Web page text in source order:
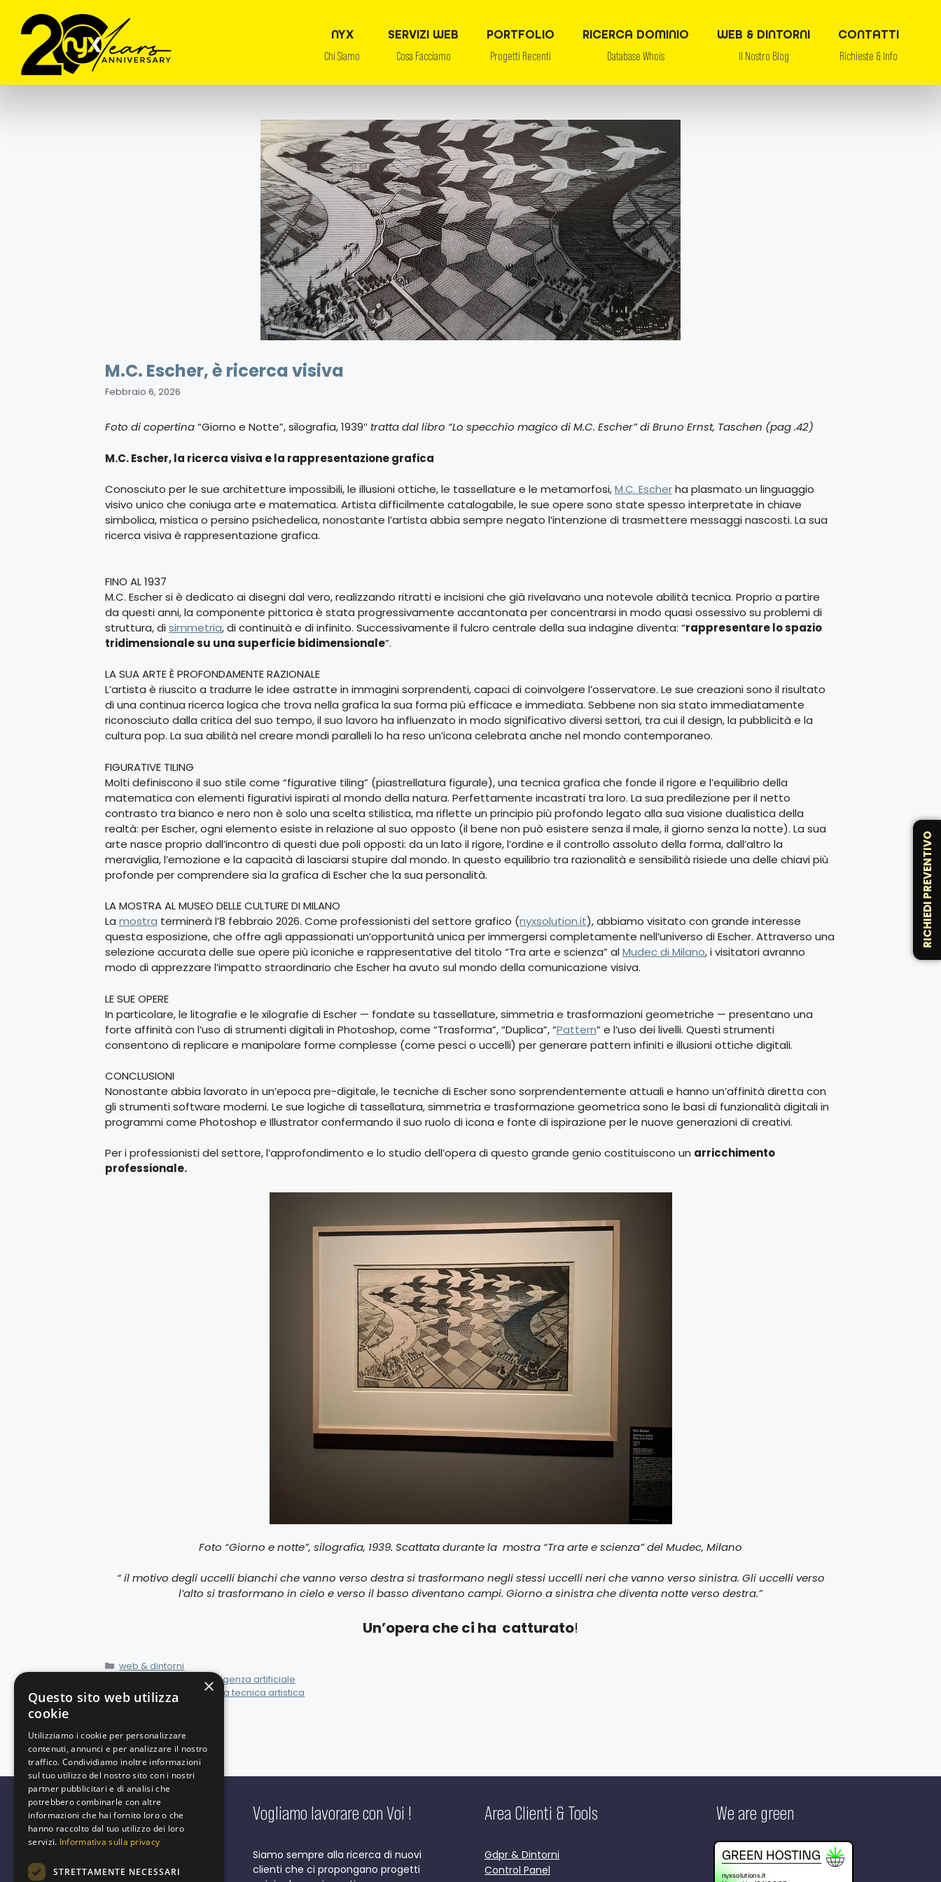
RICHIEDI PREVENTIVO
NYX
Chi Siamo
SERVIZI WEB
Cosa Facciamo
PORTFOLIO
Progetti Recenti
RICERCA DOMINIO
Database Whois
WEB & DINTORNI
Il Nostro Blog
CONTATTI
Richieste & Info
M.C. Escher, è ricerca visiva
Febbraio 6, 2026
Foto di copertina“Giorno e Notte”, silografia, 1939″ tratta dal libro “Lo specchio magico di M.C. Escher” di Bruno Ernst, Taschen (pag .42)
M.C. Escher, la ricerca visiva e la rappresentazione grafica
Conosciuto per le sue architetture impossibili, le illusioni ottiche, le tassellature e le metamorfosi,M.C. Escherha plasmato un linguaggio
visivo unico che coniuga arte e matematica. Artista difficilmente catalogabile, le sue opere sono state spesso interpretate in chiave
simbolica, mistica o persino psichedelica, nonostante l’artista abbia sempre negato l’intenzione di trasmettere messaggi nascosti. La sua
ricerca visiva è rappresentazione grafica.
FINO AL 1937
M.C. Escher si è dedicato ai disegni dal vero, realizzando ritratti e incisioni che già rivelavano una notevole abilità tecnica. Proprio a partire
da questi anni, la componente pittorica è stata progressivamente accantonata per concentrarsi in modo quasi ossessivo su problemi di
struttura, disimmetria, di continuità e di infinito. Successivamente il fulcro centrale della sua indagine diventa: “rappresentare lo spazio
tridimensionale su una superficie bidimensionale”.
LA SUA ARTE È PROFONDAMENTE RAZIONALE
L’artista è riuscito a tradurre le idee astratte in immagini sorprendenti, capaci di coinvolgere l’osservatore. Le sue creazioni sono il risultato
di una continua ricerca logica che trova nella grafica la sua forma più efficace e immediata. Sebbene non sia stato immediatamente
riconosciuto dalla critica del suo tempo, il suo lavoro ha influenzato in modo significativo diversi settori, tra cui il design, la pubblicità e la
cultura pop. La sua abilità nel creare mondi paralleli lo ha reso un’icona celebrata anche nel mondo contemporaneo.
FIGURATIVE TILING
Molti definiscono il suo stile come “figurative tiling” (piastrellatura figurale), una tecnica grafica che fonde il rigore e l’equilibrio della
matematica con elementi figurativi ispirati al mondo della natura. Perfettamente incastrati tra loro. La sua predilezione per il netto
contrasto tra bianco e nero non è solo una scelta stilistica, ma riflette un principio più profondo legato alla sua visione dualistica della
realtà: per Escher, ogni elemento esiste in relazione al suo opposto (il bene non può esistere senza il male, il giorno senza la notte). La sua
arte nasce proprio dall’incontro di questi due poli opposti: da un lato il rigore, l’ordine e il controllo assoluto della forma, dall’altro la
meraviglia, l’emozione e la capacità di lasciarsi stupire dal mondo. In questo equilibrio tra razionalità e sensibilità risiede una delle chiavi più
profonde per comprendere sia la grafica di Escher che la sua personalità.
LA MOSTRA AL MUSEO DELLE CULTURE DI MILANO
La mostra terminerà l’8 febbraio 2026. Come professionisti del settore grafico (nyxsolution.it), abbiamo visitato con grande interesse
questa esposizione, che offre agli appassionati un’opportunità unica per immergersi completamente nell’universo di Escher. Attraverso una
selezione accurata delle sue opere più iconiche e rappresentative del titolo “Tra arte e scienza” alMudec di Milano, i visitatori avranno
modo di apprezzare l’impatto straordinario che Escher ha avuto sul mondo della comunicazione visiva.
LE SUE OPERE
In particolare, le litografie e le xilografie di Escher — fondate su tassellature, simmetria e trasformazioni geometriche — presentano una
forte affinità con l’uso di strumenti digitali in Photoshop, come “Trasforma”, “Duplica”, “Pattern” e l’uso dei livelli. Questi strumenti
consentono di replicare e manipolare forme complesse (come pesci o uccelli) per generare pattern infiniti e illusioni ottiche digitali.
CONCLUSIONI
Nonostante abbia lavorato in un’epoca pre-digitale, le tecniche di Escher sono sorprendentemente attuali e hanno un’affinità diretta con
gli strumenti software moderni. Le sue logiche di tassellatura, simmetria e trasformazione geometrica sono le basi di funzionalità digitali in
programmi come Photoshop e Illustrator confermando il suo ruolo di icona e fonte di ispirazione per le nuove generazioni di creativi.
Per i professionisti del settore, l’approfondimento e lo studio dell’opera di questo grande genio costituiscono un arricchimento
professionale.
Foto “Giorno e notte”, silografia, 1939. Scattata durante la mostra “Tra arte e scienza” del Mudec, Milano
“ il motivo degli uccelli bianchi che vanno verso destra si trasformano negli stessi uccelli neri che vanno verso sinistra. Gli uccelli verso
l’alto si trasformano in cielo e verso il basso diventano campi. Giorno a sinistra che diventa notte verso destra.”
Un’opera che ci ha catturato!
web & dintorni
Browser web con intelligenza artificiale
Il collage non è solo una tecnica artistica
20831 Seregno MB Italia
Vogliamo lavorare con Voi !
Siamo sempre alla ricerca di nuovi
clienti che ci propongano progetti
Area Clienti & Tools
Gdpr & Dintorni
Control Panel
We are green
×
Questo sito web utilizza
cookie
Utilizziamo i cookie per personalizzare
contenuti, annunci e per analizzare il nostro
traffico. Condividiamo inoltre informazioni
sul tuo utilizzo del nostro sito con i nostri
partner pubblicitari e di analisi che
potrebbero combinarle con altre
informazioni che hai fornito loro o che
hanno raccolto dal tuo utilizzo dei loro
servizi. Informativa sulla privacy
STRETTAMENTE NECESSARI